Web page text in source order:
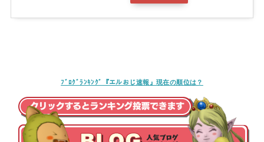
ﾌﾞﾛｸﾞﾗﾝｷﾝｸﾞ『エルおじ速報』現在の順位は？